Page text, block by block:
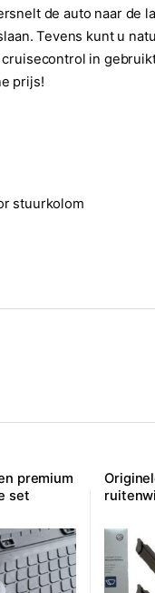
de auto naar de
Tevens kunt u
in
prijs!
stuurkolom
premium
set